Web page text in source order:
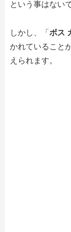
という事はない
しかし、「 ボス
かれていること
えられます。